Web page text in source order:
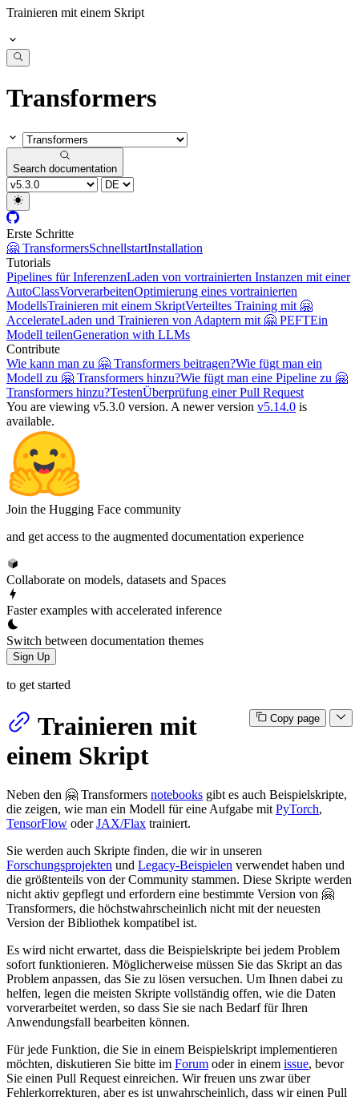
Trainieren mit einem Skript
Transformers
Search documentation
Erste Schritte
🤗 TransformersSchnellstartInstallation
Tutorials
Pipelines für InferenzenLaden von vortrainierten Instanzen mit einer
AutoClassVorverarbeitenOptimierung eines vortrainierten
ModellsTrainieren mit einem SkriptVerteiltes Training mit 🤗
AccelerateLaden und Trainieren von Adaptern mit 🤗 PEFTEin
Modell teilenGeneration with LLMs
Contribute
Wie kann man zu 🤗 Transformers beitragen?Wie fügt man ein
Modell zu 🤗 Transformers hinzu?Wie fügt man eine Pipeline zu 🤗
Transformers hinzu?TestenÜberprüfung einer Pull Request
You are viewing v5.3.0 version. A newer version v5.14.0 is
available.
Join the Hugging Face community
and get access to the augmented documentation experience
Collaborate on models, datasets and Spaces
Faster examples with accelerated inference
Switch between documentation themes
Sign Up
to get started
Copy page
Trainieren mit
einem Skript
Neben den 🤗 Transformers notebooks gibt es auch Beispielskripte,
die zeigen, wie man ein Modell für eine Aufgabe mit PyTorch,
TensorFlow oderJAX/Flax trainiert.
Sie werden auch Skripte finden, die wir in unseren
Forschungsprojekten und Legacy-Beispielen verwendet haben und
die größtenteils von der Community stammen. Diese Skripte werden
nicht aktiv gepflegt und erfordern eine bestimmte Version von 🤗
Transformers, die höchstwahrscheinlich nicht mit der neuesten
Version der Bibliothek kompatibel ist.
Es wird nicht erwartet, dass die Beispielskripte bei jedem Problem
sofort funktionieren. Möglicherweise müssen Sie das Skript an das
Problem anpassen, das Sie zu lösen versuchen. Um Ihnen dabei zu
helfen, legen die meisten Skripte vollständig offen, wie die Daten
vorverarbeitet werden, so dass Sie sie nach Bedarf für Ihren
Anwendungsfall bearbeiten können.
Für jede Funktion, die Sie in einem Beispielskript implementieren
möchten, diskutieren Sie bitte im Forum oder in einem issue, bevor
Sie einen Pull Request einreichen. Wir freuen uns zwar über
Fehlerkorrekturen, aber es ist unwahrscheinlich, dass wir einen Pull